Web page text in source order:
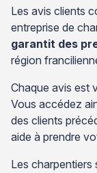
Les avis clients
entreprise de
garantit des
région
Chaque avis est
Vous accédez
des clients
aide à prendre
Les charpentiers